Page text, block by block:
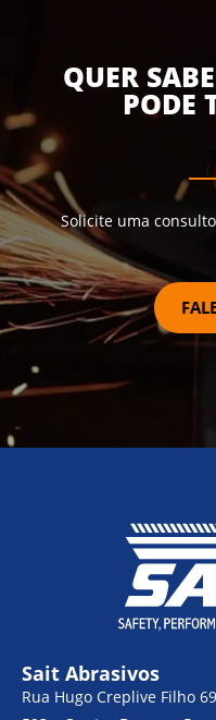
QUER
PODE
Solicite uma
Sait Abrasivos
Rua Hugo Creplive Filho